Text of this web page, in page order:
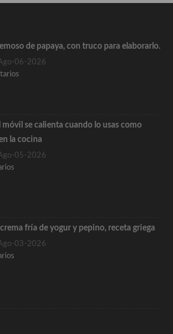
de papaya, con truco para elaborarlo.
06-2026
móvil se calienta cuando lo usas como
la cocina
05-2026
fría de yogur y pepino, receta griega
03-2026